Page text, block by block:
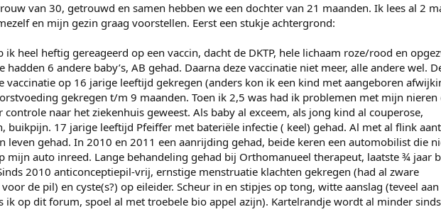
van 30, getrouwd en samen hebben we een dochter van 21 maanden. Ik lees al 2
en mijn gezin graag voorstellen. Eerst een stukje achtergrond:
ik heel heftig gereageerd op een vaccin, dacht de DKTP, hele lichaam roze/rood en
hadden 6 andere baby’s, AB gehad. Daarna deze vaccinatie niet meer, alle andere wel.
vaccinatie op 16 jarige leeftijd gekregen (anders kon ik een kind met aangeboren
gekregen t/m 9 maanden. Toen ik 2,5 was had ik problemen met mijn nieren
naar het ziekenhuis geweest. Als baby al exceem, als jong kind al couperose,
buikpijn. 17 jarige leeftijd Pfeiffer met bateriële infectie ( keel) gehad. Al met al flink
leven gehad. In 2010 en 2011 een aanrijding gehad, beide keren een automobilist die
mijn auto inreed. Lange behandeling gehad bij Orthomanueel therapeut, laatste ¾ jaar
2010 anticonceptiepil-vrij, ernstige menstruatie klachten gekregen (had al zware
de pil) en cyste(s?) op eileider. Scheur in en stipjes op tong, witte aanslag (teveel aan
ik op dit forum, spoel al met troebele bio appel azijn). Kartelrandje wordt al minder sinds